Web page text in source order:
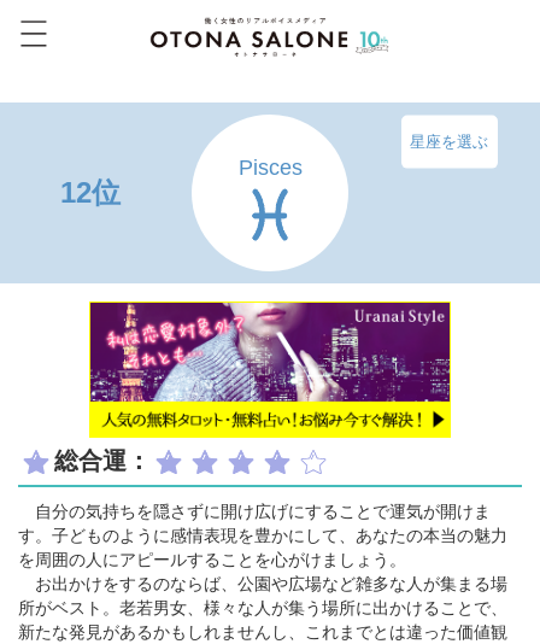
12位
Pisces
星座を選ぶ
総合運：
自分の気持ちを隠さずに開け広げにすることで運気が開けま
す。子どものように感情表現を豊かにして、あなたの本当の魅力
を周囲の人にアピールすることを心がけましょう。
お出かけをするのならば、公園や広場など雑多な人が集まる場
所がベスト。老若男女、様々な人が集う場所に出かけることで、
新たな発見があるかもしれませんし、これまでとは違った価値観